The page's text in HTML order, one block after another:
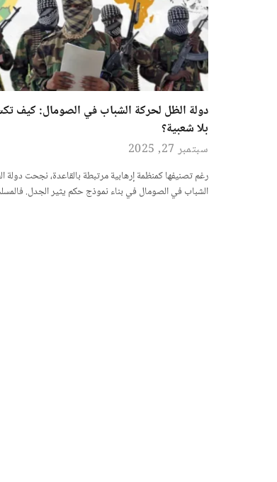
دولة الظل لحركة الشباب في الصومال: كيف
بلا شعبية؟
سبتمبر 27, 2025
رغم تصنيفها كمنظمة إرهابية مرتبطة بالقاعدة، نجحت دولة
الشباب في الصومال في بناء نموذج حكم يثير الجدل.